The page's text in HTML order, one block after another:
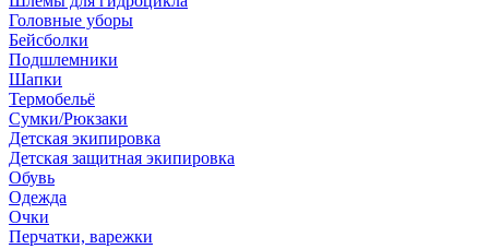
Головные уборы
Бейсболки
Подшлемники
Шапки
Термобельё
Сумки/Рюкзаки
Детская экипировка
Детская защитная экипировка
Обувь
Одежда
Очки
Перчатки, варежки